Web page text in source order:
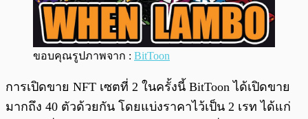
ขอบคุณรูปภาพจาก : BitToon
การเปิดขาย NFT เซตที่ 2 ในครั้งนี้ BitToon ได้เปิดขาย
มากถึง 40 ตัวด้วยกัน โดยแบ่งราคาไว้เป็น 2 เรท ได้แก่